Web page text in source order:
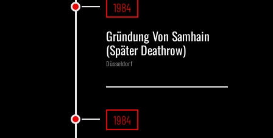
1984
Gründung Von Samhain
(später Deathrow)
Düsseldorf
1984